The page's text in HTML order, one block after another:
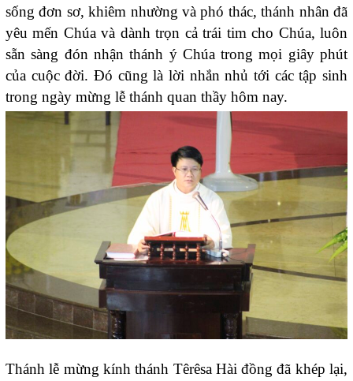
sống đơn sơ, khiêm nhường và phó thác, thánh nhân đã
yêu mến Chúa và dành trọn cả trái tim cho Chúa, luôn
sẵn sàng đón nhận thánh ý Chúa trong mọi giây phút
của cuộc đời. Đó cũng là lời nhắn nhủ tới các tập sinh
trong ngày mừng lễ thánh quan thầy hôm nay.
Thánh lễ mừng kính thánh Têrêsa Hài đồng đã khép lại,